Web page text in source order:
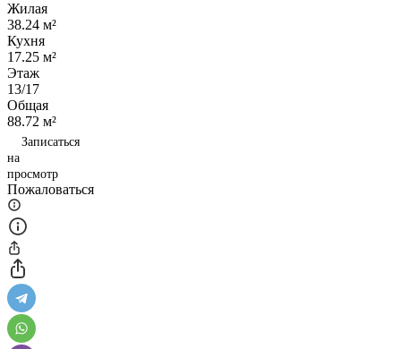
Жилая
38.24 м²
Кухня
17.25 м²
Этаж
13/17
Общая
88.72 м²
Записаться
на
просмотр
Пожаловаться